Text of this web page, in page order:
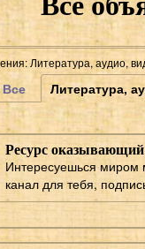
Литература, аудио,
Все Литература,
Ресурс
Интересуешься миром
канал для тебя,